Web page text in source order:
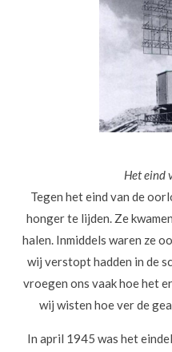
Het eind
Tegen het eind van de
honger te lijden. Ze
halen. Inmiddels waren ze
wij verstopt hadden in de
vroegen ons vaak hoe het
wij wisten hoe ver de
In april 1945 was het